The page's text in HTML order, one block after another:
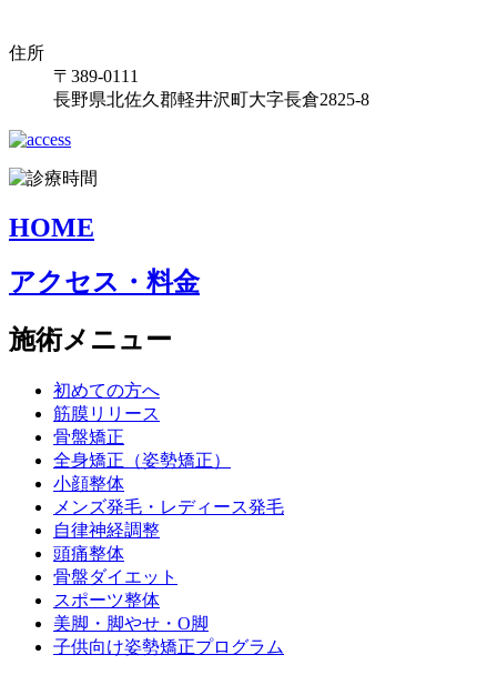
住所
〒389-0111
長野県北佐久郡軽井沢町大字長倉2825-8
HOME
アクセス・料金
施術メニュー
初めての方へ
筋膜リリース
骨盤矯正
全身矯正（姿勢矯正）
小顔整体
メンズ発毛・レディース発毛
自律神経調整
頭痛整体
骨盤ダイエット
スポーツ整体
美脚・脚やせ・O脚
子供向け姿勢矯正プログラム